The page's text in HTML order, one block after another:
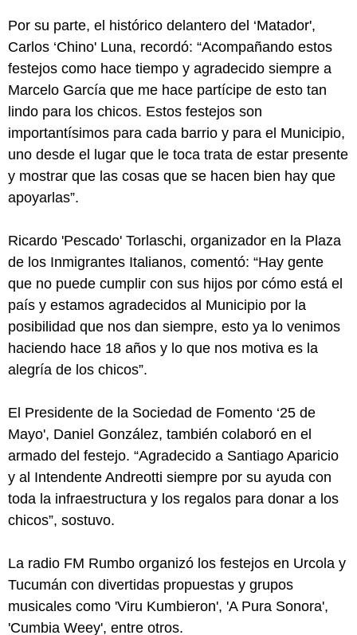
Por su parte, el histórico delantero del ‘Matador',
Carlos ‘Chino' Luna, recordó: “Acompañando estos
festejos como hace tiempo y agradecido siempre a
Marcelo García que me hace partícipe de esto tan
lindo para los chicos. Estos festejos son
importantísimos para cada barrio y para el Municipio,
uno desde el lugar que le toca trata de estar presente
y mostrar que las cosas que se hacen bien hay que
apoyarlas”.
Ricardo 'Pescado' Torlaschi, organizador en la Plaza
de los Inmigrantes Italianos, comentó: “Hay gente
que no puede cumplir con sus hijos por cómo está el
país y estamos agradecidos al Municipio por la
posibilidad que nos dan siempre, esto ya lo venimos
haciendo hace 18 años y lo que nos motiva es la
alegría de los chicos”.
El Presidente de la Sociedad de Fomento ‘25 de
Mayo', Daniel González, también colaboró en el
armado del festejo. “Agradecido a Santiago Aparicio
y al Intendente Andreotti siempre por su ayuda con
toda la infraestructura y los regalos para donar a los
chicos”, sostuvo.
La radio FM Rumbo organizó los festejos en Urcola y
Tucumán con divertidas propuestas y grupos
musicales como 'Viru Kumbieron', 'A Pura Sonora',
'Cumbia Weey', entre otros.